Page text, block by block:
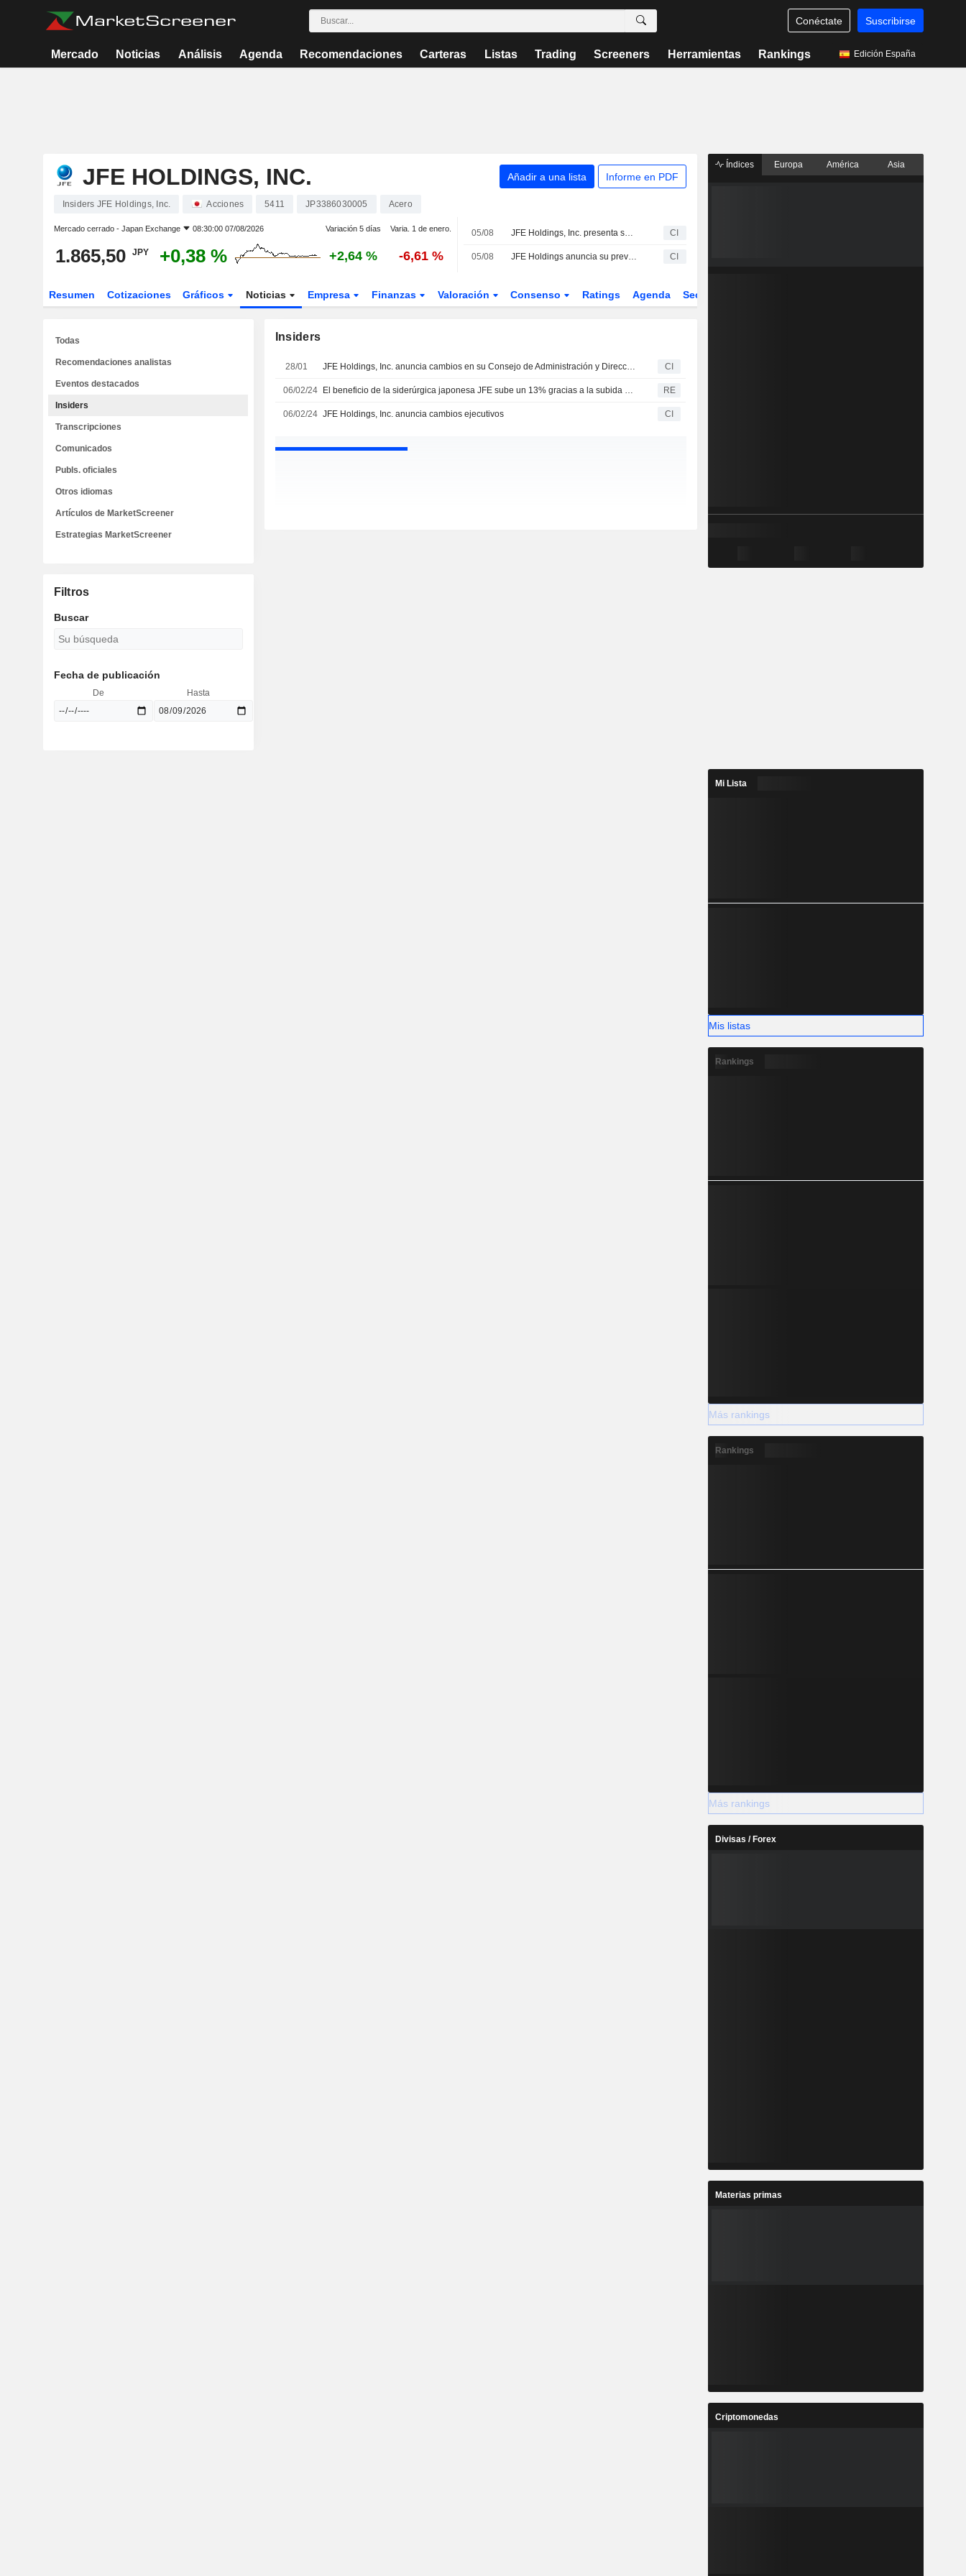
Conéctate Suscribirse
Mercado Noticias Análisis Agenda Recomendaciones Carteras Listas Trading Screeners Herramientas Rankings Edición España
JFE HOLDINGS, INC. Añadir a una lista Informe en PDF
Insiders JFE Holdings, Inc. Acciones 5411 JP3386030005 Acero
Mercado cerrado - Japan Exchange 08:30:00 07/08/2026 Variación 5 días Varia. 1 de enero.
1.865,50 JPY +0,38 % +2,64 % -6,61 %
05/08 JFE Holdings, Inc. presenta sus previsiones de resultados para el primer semestre y el ejercicio completo de 2027 CI
05/08 JFE Holdings anuncia su previsión de dividendos para el ejercicio fiscal que finaliza el 31 de marzo de 2027 CI
Resumen Cotizaciones Gráficos Noticias Empresa Finanzas Valoración Consenso Ratings Agenda Sector
Insiders
28/01 JFE Holdings, Inc. anuncia cambios en su Consejo de Administración y Dirección Ejecutiva CI
06/02/24 El beneficio de la siderúrgica japonesa JFE sube un 13% gracias a la subida de los precios RE
06/02/24 JFE Holdings, Inc. anuncia cambios ejecutivos CI
Todas
Recomendaciones analistas
Eventos destacados
Insiders
Transcripciones
Comunicados
Publs. oficiales
Otros idiomas
Artículos de MarketScreener
Estrategias MarketScreener
Filtros
Buscar
Fecha de publicación
De Hasta
Índices Europa América Asia
Mi Lista
Mis listas
Rankings
Más rankings
Rankings
Más rankings
Divisas / Forex
Materias primas
Criptomonedas